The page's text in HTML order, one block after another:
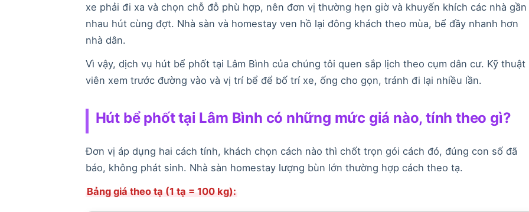
xe phải đi xa và chọn chỗ đỗ phù hợp, nên đơn vị thường hẹn giờ và khuyến khích các nhà gần
nhau hút cùng đợt. Nhà sàn và homestay ven hồ lại đông khách theo mùa, bể đầy nhanh hơn
nhà dân.
Vì vậy, dịch vụ hút bể phốt tại Lâm Bình của chúng tôi quen sắp lịch theo cụm dân cư. Kỹ thuật
viên xem trước đường vào và vị trí bể để bố trí xe, ống cho gọn, tránh đi lại nhiều lần.
Hút bể phốt tại Lâm Bình có những mức giá nào, tính theo gì?
Đơn vị áp dụng hai cách tính, khách chọn cách nào thì chốt trọn gói cách đó, đúng con số đã
báo, không phát sinh. Nhà sàn homestay lượng bùn lớn thường hợp cách theo tạ.
Bảng giá theo tạ (1 tạ = 100 kg):